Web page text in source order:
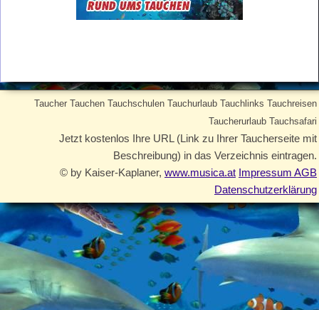
Taucher Tauchen Tauchschulen Tauchurlaub Tauchlinks Tauchreisen
Taucherurlaub Tauchsafari
Jetzt kostenlos Ihre URL (Link zu Ihrer Taucherseite mit
Beschreibung) in das Verzeichnis eintragen.
© by Kaiser-Kaplaner, www.musica.at Impressum AGB
Datenschutzerklärung